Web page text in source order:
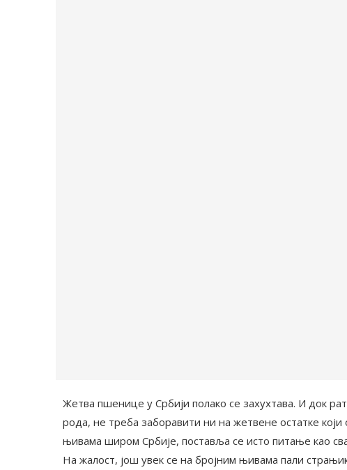
Жетва пшенице у Србији полако се захухтава. И док
рода, не треба заборавити ни на жетвене остатке
њивама широм Србије, поставља се исто питање као
На жалост, још увек се на бројним њивама пали